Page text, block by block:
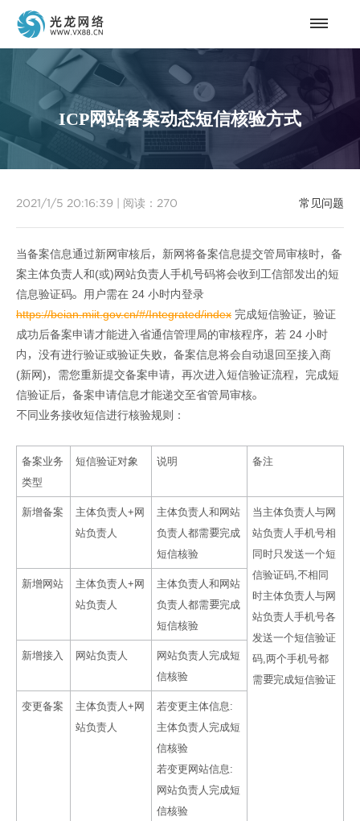
ICP网站备案动态短信核验方式
常见问题
2021/1/5 20:16:39 阅读： 270
当备案信息通过新网审核后，新网将备案信息提交管局审核时，备
案主体负责人和(或)网站负责人手机号码将会收到工信部发出的短
信息验证码。用户需在 24 小时内登录
https://beian.miit.gov.cn/#/Integrated/index 完成短信验证，验证
成功后备案申请才能进入省通信管理局的审核程序，若 24 小时
内，没有进行验证或验证失败，备案信息将会自动退回至接入商
(新网)，需您重新提交备案申请，再次进入短信验证流程，完成短
信验证后，备案申请信息才能递交至省管局审核。
不同业务接收短信进行核验规则：
备案业务
类型
短信验证对象 说明 备注
新增备案
主体负责人+网
站负责人
主体负责人和网站
负责人都需要完成
短信核验
当主体负责人与网
站负责人手机号相
同时只发送一个短
信验证码,不相同
时主体负责人与网
站负责人手机号各
发送一个短信验证
码,两个手机号都
需要完成短信验证
新增网站
主体负责人+网
站负责人
主体负责人和网站
负责人都需要完成
短信核验
新增接入 网站负责人
网站负责人完成短
信核验
变更备案
主体负责人+网
站负责人
若变更主体信息:
主体负责人完成短
信核验
若变更网站信息:
网站负责人完成短
信核验